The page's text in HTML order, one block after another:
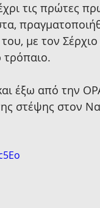
τις πρώτες
με τον
έξω από την
στέψης στον